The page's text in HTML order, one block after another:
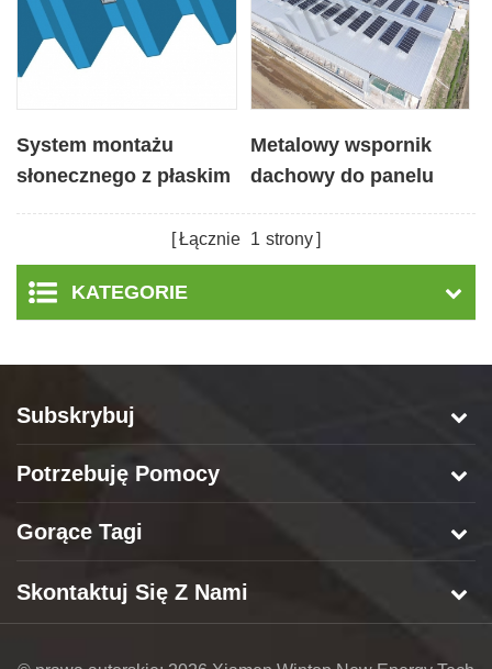
System montażu
słonecznego z płaskim
Metalowy wspornik
dachowy do panelu
Łącznie 1 strony
KATEGORIE
Subskrybuj
Potrzebuję Pomocy
Gorące Tagi
Skontaktuj Się Z Nami